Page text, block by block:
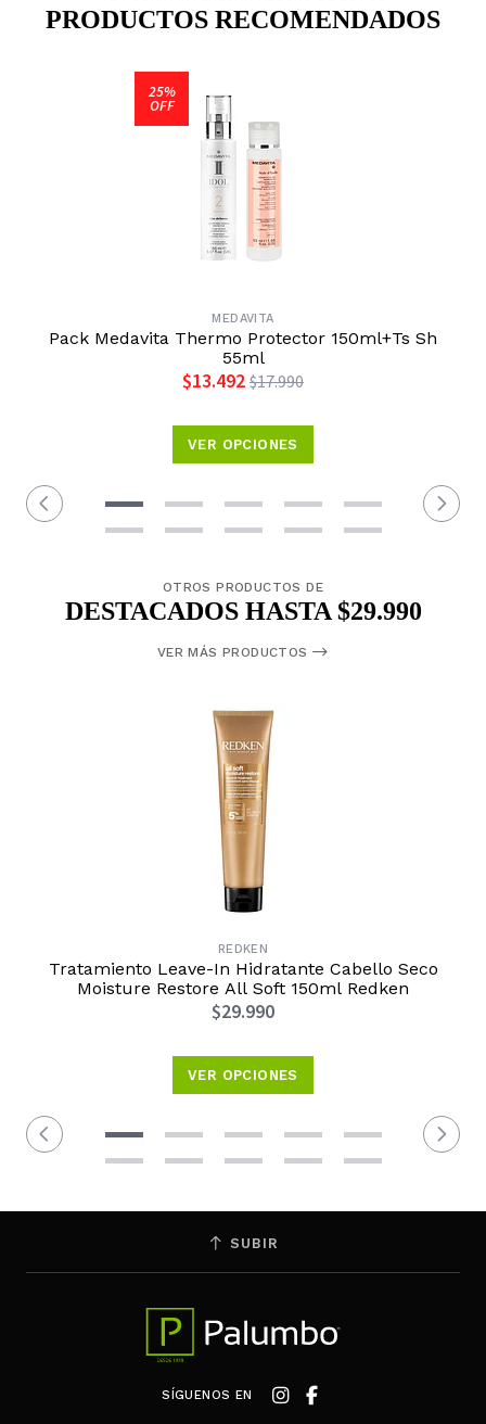
PRODUCTOS RECOMENDADOS
25%
OFF
MEDAVITA
Pack Medavita Thermo Protector 150ml+Ts Sh
55ml
$13.492 $17.990
VER OPCIONES
OTROS PRODUCTOS DE
DESTACADOS HASTA $29.990
VER MÁS PRODUCTOS
REDKEN
Tratamiento Leave-In Hidratante Cabello Seco
Moisture Restore All Soft 150ml Redken
$29.990
VER OPCIONES
SUBIR
SÍGUENOS EN